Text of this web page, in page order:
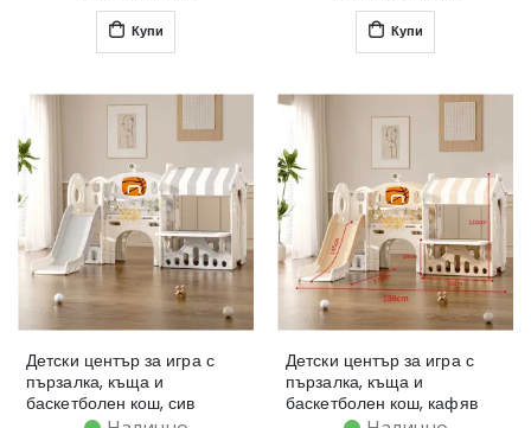
Купи Купи
Детски център за игра с
пързалка, къща и
баскетболен кош, сив
Детски център за игра с
пързалка, къща и
баскетболен кош, кафяв